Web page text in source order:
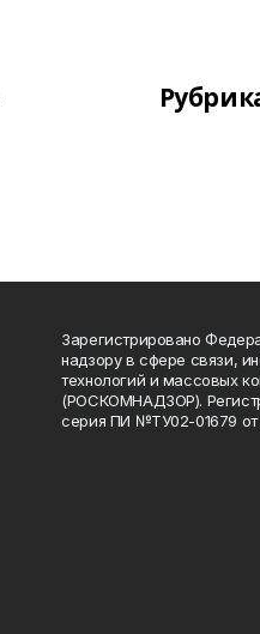
Зарегистрировано
надзору в сфере связи,
технологий и массовых
(РОСКОМНАДЗОР).
серия ПИ №ТУ02-01679 от